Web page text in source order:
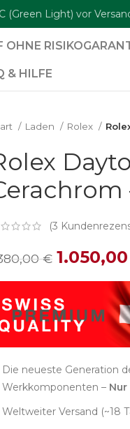
OHNE RISIKO
& HILFE
Laden Rolex
(3
€ 1.050,00
Die neueste Generation
Werkkomponenten –
Weltweiter Versand (~18
Light) vor